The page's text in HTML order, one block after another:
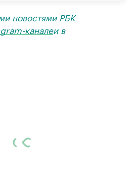
новостями РБК
каналеи в